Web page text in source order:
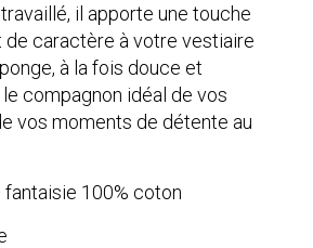
il apporte une touche
de caractère à votre vestiaire
à la fois douce et
compagnon idéal de vos
vos moments de détente au
100% coton